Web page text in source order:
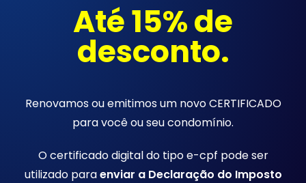
Até 15% de
desconto.
Renovamos ou emitimos um novo CERTIFICADO
para você ou seu condomínio.
O certificado digital do tipo e-cpf pode ser
utilizado paraenviar a Declaração do Imposto